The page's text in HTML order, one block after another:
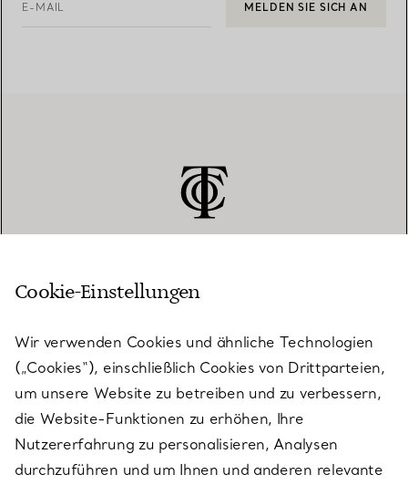
E-MAIL MELDEN SIE SICH AN
KUNDENSERVICE
SERVICES
ÜBER TIFFANY & CO.
Cookie-Einstellungen
Wir verwenden Cookies und ähnliche Technologien
(„Cookies“), einschließlich Cookies von Drittparteien,
um unsere Website zu betreiben und zu verbessern,
die Website-Funktionen zu erhöhen, Ihre
Nutzererfahrung zu personalisieren, Analysen
durchzuführen und um Ihnen und anderen relevante